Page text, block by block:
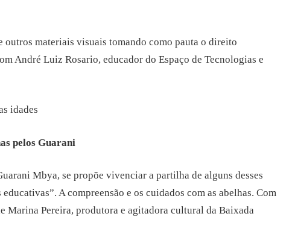
outros materiais visuais tomando como pauta o direito
André Luiz Rosario, educador do Espaço de Tecnologias e
idades
pelos Guarani
Mbya, se propõe vivenciar a partilha de alguns desses
A compreensão e os cuidados com as abelhas. Com
Marina Pereira, produtora e agitadora cultural da Baixada